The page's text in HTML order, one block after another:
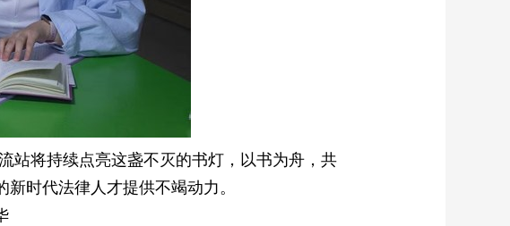
站将持续点亮这盏不灭的书灯，以书为舟，共
时代法律人才提供不竭动力。